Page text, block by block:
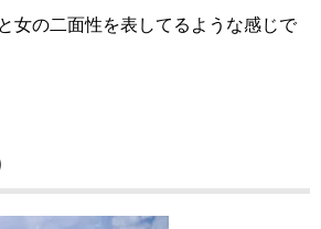
女の二面性を表してるような感じで